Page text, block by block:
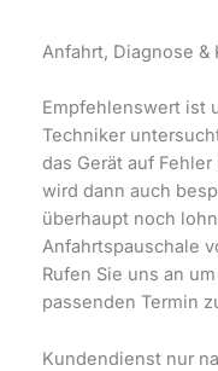
Anfahrt, Diagnose &
Empfehlenswert ist
Techniker
das Gerät auf
wird dann auch
überhaupt noch
Anfahrtspauschale
Rufen Sie uns an
passenden Termin
Kundendienst nur